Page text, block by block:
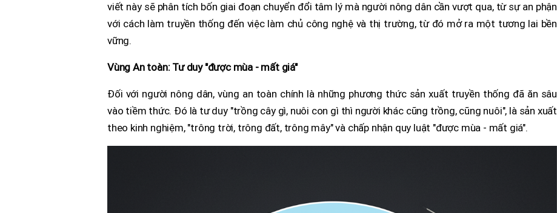
viết này sẽ phân tích bốn giai đoạn chuyển đổi tâm lý mà người nông dân cần vượt qua, từ sự an phận
với cách làm truyền thống đến việc làm chủ công nghệ và thị trường, từ đó mở ra một tương lai bền
vững.
Vùng An toàn: Tư duy "được mùa - mất giá"
Đối với người nông dân, vùng an toàn chính là những phương thức sản xuất truyền thống đã ăn sâu
vào tiềm thức. Đó là tư duy "trồng cây gì, nuôi con gì thì người khác cũng trồng, cũng nuôi", là sản xuất
theo kinh nghiệm, "trông trời, trông đất, trông mây" và chấp nhận quy luật "được mùa - mất giá".